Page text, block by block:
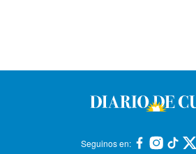
Seguinos en: